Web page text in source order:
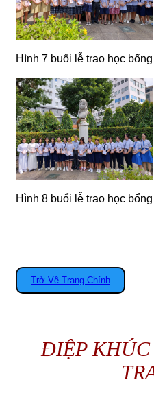
Hình 7 buổi lễ trao học
Hình 8 buổi lễ trao học
Trở Về Trang Chính
ĐIỆP